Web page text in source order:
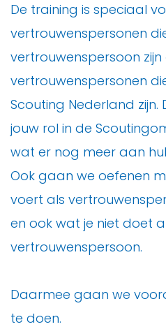
De training is speciaal
vertrouwenspersonen
vertrouwenspersoon
vertrouwenspersonen
Scouting Nederland
jouw rol in de
wat er nog meer aan
Ook gaan we oefenen
voert als
en ook wat je niet doet
vertrouwenspersoon.
Daarmee gaan we
te doen.